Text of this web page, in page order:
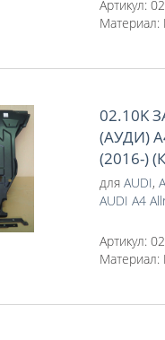
Артикул:
Материал:
02.10K
(АУДИ)
(2016-)
для AUDI,
AUDI A4
Артикул:
Материал: